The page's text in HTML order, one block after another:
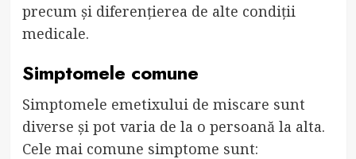
precum și diferențierea de alte condiții
medicale.
Simptomele comune
Simptomele emetixului de miscare sunt
diverse și pot varia de la o persoană la alta.
Cele mai comune simptome sunt: